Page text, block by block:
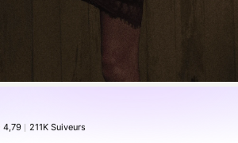
g***6est en train de naviguer